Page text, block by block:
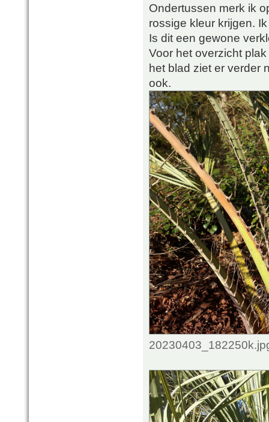
Ondertussen merk ik
rossige kleur krijgen.
Is dit een gewone
Voor het overzicht
het blad ziet er verder
ook.